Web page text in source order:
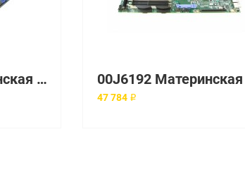
00D2888 Материнская плата IBM XSERIES X3650 M4 SERVER SYSTEMBOARD
47 784 ₽